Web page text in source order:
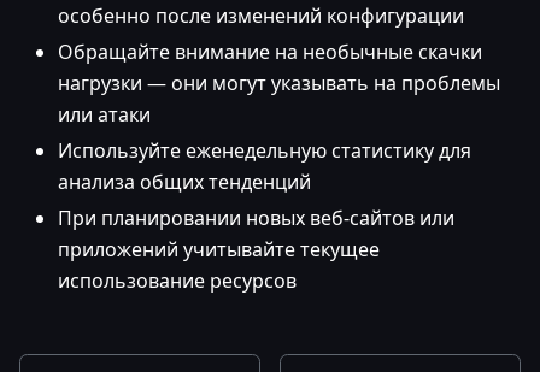
особенно после изменений конфигурации
Обращайте внимание на необычные скачки
нагрузки — они могут указывать на проблемы
или атаки
Используйте еженедельную статистику для
анализа общих тенденций
При планировании новых веб-сайтов или
приложений учитывайте текущее
использование ресурсов